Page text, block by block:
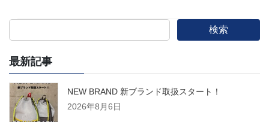
検索
最新記事
NEW BRAND 新ブランド取扱スタート！
2026年8月6日